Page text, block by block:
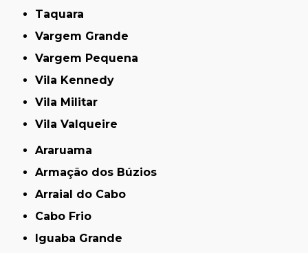
Taquara
Vargem Grande
Vargem Pequena
Vila Kennedy
Vila Militar
Vila Valqueire
Araruama
Armação dos Búzios
Arraial do Cabo
Cabo Frio
Iguaba Grande